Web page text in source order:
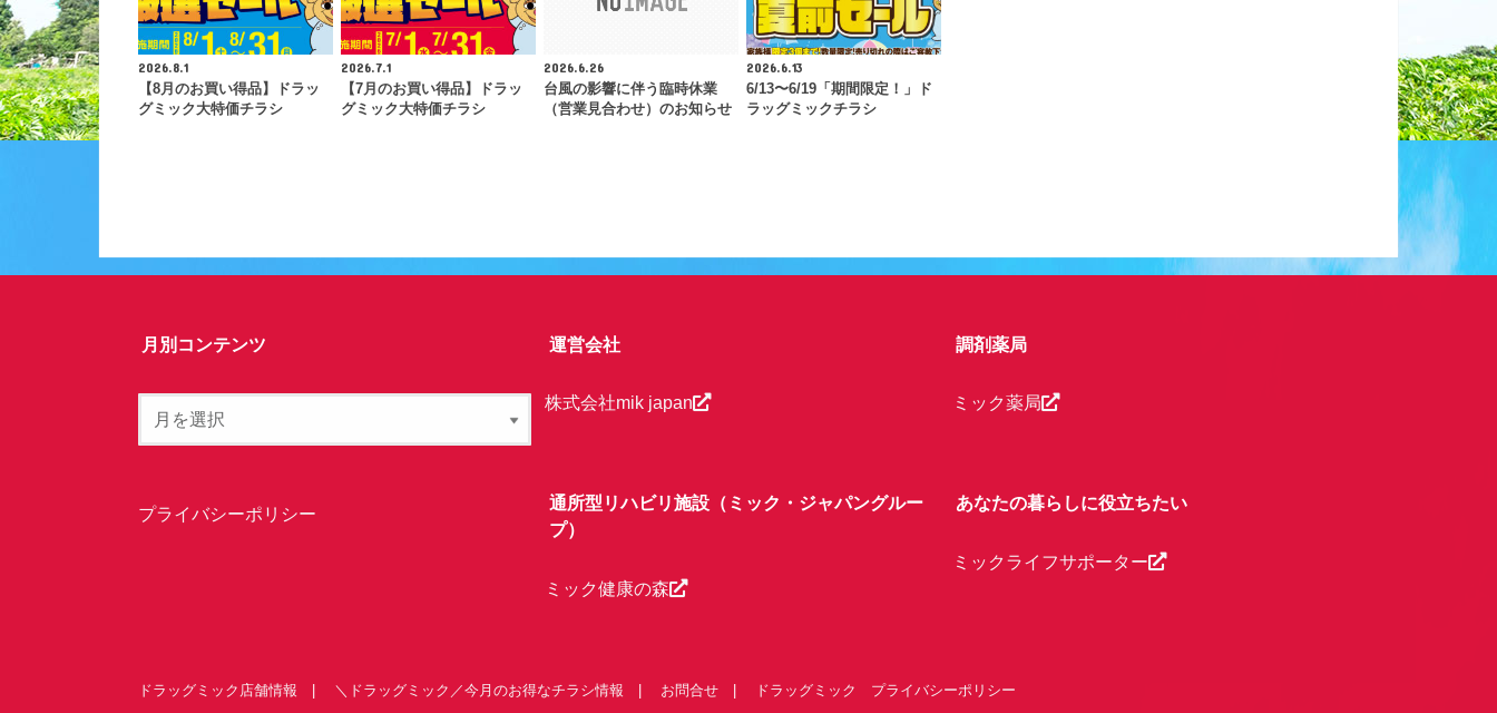
2026.8.1
【8月のお買い得品】ドラッ
グミック大特価チラシ
2026.7.1
【7月のお買い得品】ドラッ
グミック大特価チラシ
2026.6.26
台風の影響に伴う臨時休業
（営業見合わせ）のお知らせ
2026.6.13
6/13〜6/19「期間限定！」ド
ラッグミックチラシ
月別コンテンツ
プライバシーポリシー
運営会社
株式会社mik japan
通所型リハビリ施設（ミック・ジャパングルー
プ）
ミック健康の森
調剤薬局
ミック薬局
あなたの暮らしに役立ちたい
ミックライフサポーター
ドラッグミック店舗情報 ＼ドラッグミック／今月のお得なチラシ情報 お問合せ ドラッグミック プライバシーポリシー